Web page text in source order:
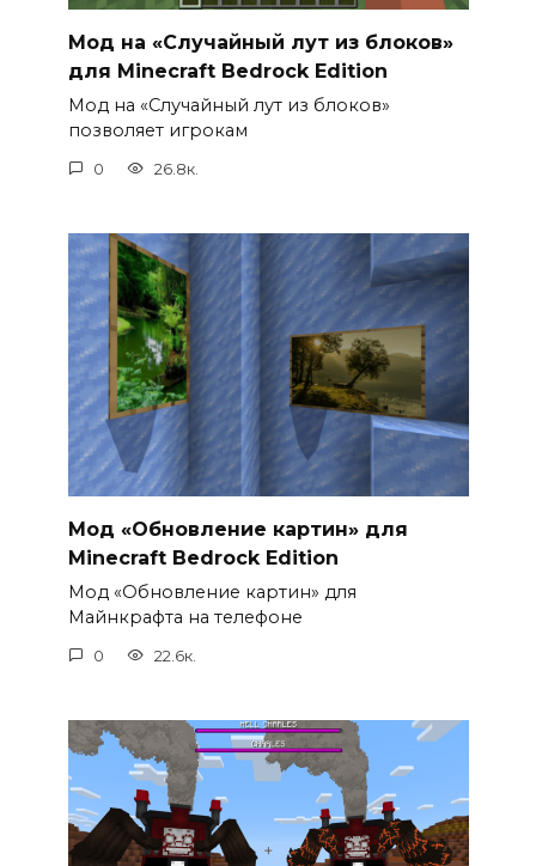
Мод на «Случайный лут из блоков»
для Minecraft Bedrock Edition
Мод на «Случайный лут из блоков»
позволяет игрокам
0 26.8к.
Мод «Обновление картин» для
Minecraft Bedrock Edition
Мод «Обновление картин» для
Майнкрафта на телефоне
0 22.6к.